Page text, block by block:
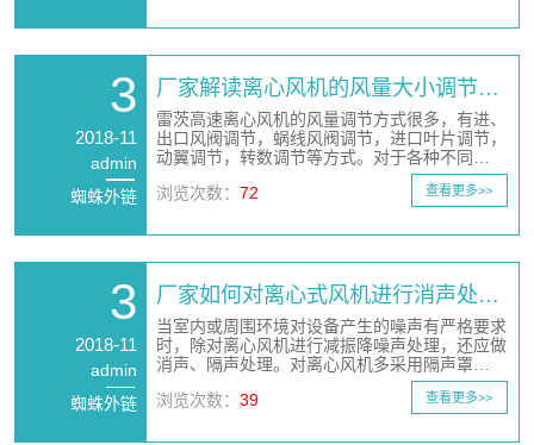
3
2018-11
admin
蜘蛛外链
厂家解读离心风机的风量大小调节…
雷茨高速离心风机的风量调节方式很多，有进、
出口风阀调节，蜗线风阀调节，进口叶片调节，
动翼调节，转数调节等方式。对于各种不同…
浏览次数：72 查看更多>>
3
2018-11
admin
蜘蛛外链
厂家如何对离心式风机进行消声处…
当室内或周围环境对设备产生的噪声有严格要求
时，除对离心风机进行减振降噪声处理，还应做
消声、隔声处理。对离心风机多采用隔声罩…
浏览次数：39 查看更多>>